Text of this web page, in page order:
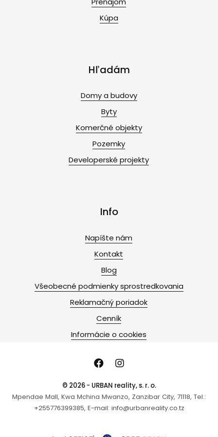
Kúpa
Hľadám
Domy a budovy
Byty
Komerčné objekty
Pozemky
Developerské projekty
Info
Napíšte nám
Kontakt
Blog
Všeobecné podmienky sprostredkovania
Reklamačný poriadok
Cenník
Informácie o cookies
© 2026 - URBAN reality, s. r. o.
Mpendae Mall, Kwa Mchina Mwanzo, Zanzibar City, 71118, Tel.:
+255776399385, E-mail: info@urbanreality.co.tz